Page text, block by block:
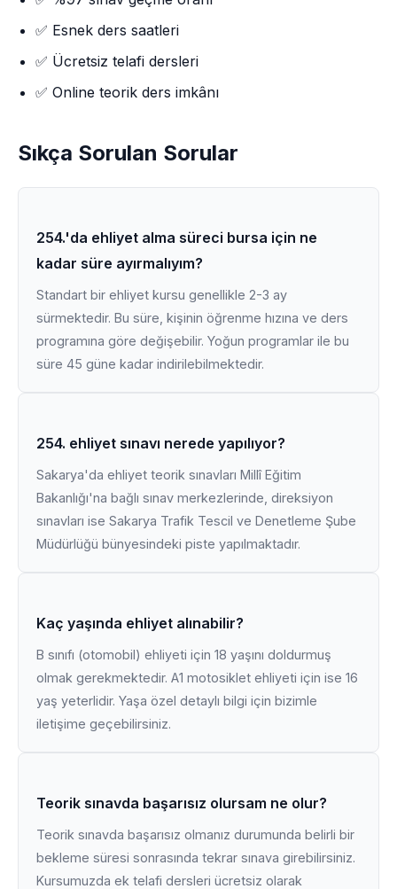
✅ Esnek ders saatleri
✅ Ücretsiz telafi dersleri
✅ Online teorik ders imkânı
Sıkça Sorulan Sorular
254.'da ehliyet alma süreci bursa için ne
kadar süre ayırmalıyım?
Standart bir ehliyet kursu genellikle 2-3 ay
sürmektedir. Bu süre, kişinin öğrenme hızına ve ders
programına göre değişebilir. Yoğun programlar ile bu
süre 45 güne kadar indirilebilmektedir.
254. ehliyet sınavı nerede yapılıyor?
Sakarya'da ehliyet teorik sınavları Millî Eğitim
Bakanlığı'na bağlı sınav merkezlerinde, direksiyon
sınavları ise Sakarya Trafik Tescil ve Denetleme Şube
Müdürlüğü bünyesindeki piste yapılmaktadır.
Kaç yaşında ehliyet alınabilir?
B sınıfı (otomobil) ehliyeti için 18 yaşını doldurmuş
olmak gerekmektedir. A1 motosiklet ehliyeti için ise 16
yaş yeterlidir. Yaşa özel detaylı bilgi için bizimle
iletişime geçebilirsiniz.
Teorik sınavda başarısız olursam ne olur?
Teorik sınavda başarısız olmanız durumunda belirli bir
bekleme süresi sonrasında tekrar sınava girebilirsiniz.
Kursumuzda ek telafi dersleri ücretsiz olarak